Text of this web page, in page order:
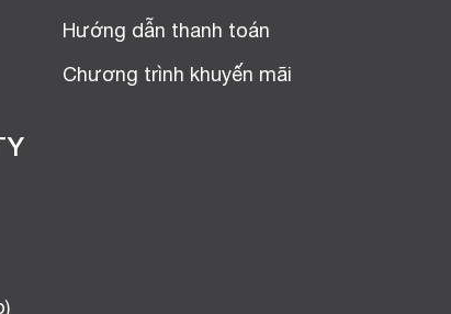
Hướng dẫn thanh toán
Chương trình khuyến mãi